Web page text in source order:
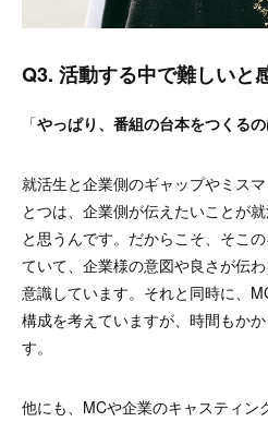
Q3. 活動する中で難しいと
「やっぱり、番組の台本をつくるの
就活生と企業側のギャップやミス
とつは、企業側が伝えたいことが
と思うんです。だからこそ、そこ
ていて、企業様の意図や良さが伝
意識しています。それと同時に、
構成を考えていますが、時間もか
す。
他にも、MCや企業のキャスティン